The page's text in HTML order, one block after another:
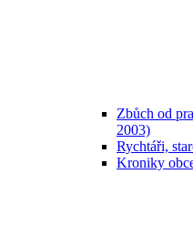
Zbůch od
2003)
Rychtáři,
Kroniky